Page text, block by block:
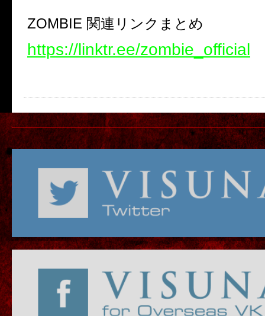
ZOMBIE 関連リンクまとめ
https://linktr.ee/zombie_official